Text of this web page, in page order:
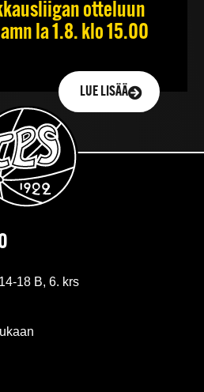
otteluun
la 1.8. klo 15.00
LUE LISÄÄ
18 B, 6. krs